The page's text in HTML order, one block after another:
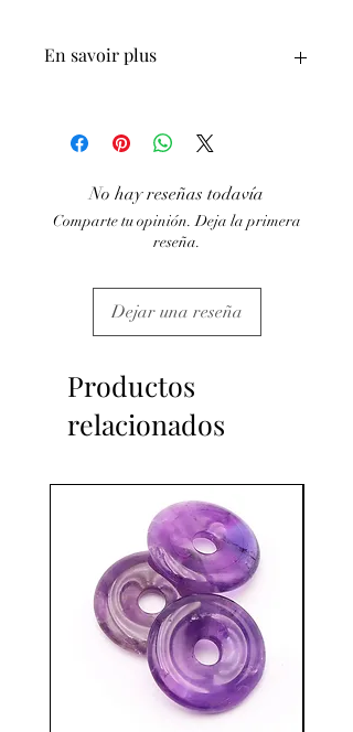
En savoir plus
Minéraux en Lithothérapie n'exclut en
aucun cas la poursuite d'un traitement
C'est un complément
No hay reseñas todavía
Comparte tu opinión. Deja la primera
reseña.
Dejar una reseña
Productos
relacionados